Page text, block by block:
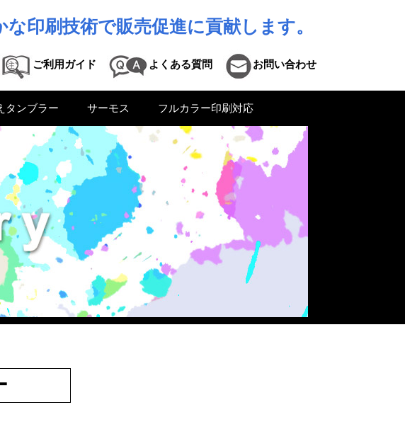
印刷技術で販売促進に貢献します。
ご利用ガイド よくある質問 お問い合わせ
タンブラー サーモス フルカラー印刷対応